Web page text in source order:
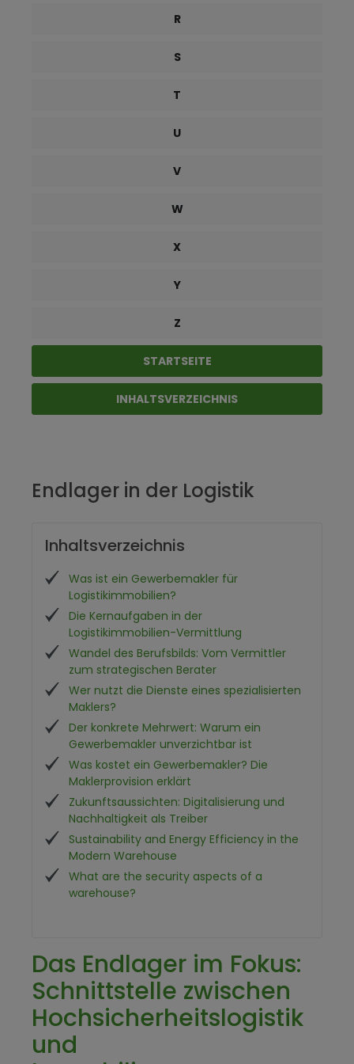
R
S
T
U
V
W
X
Y
Z
STARTSEITE
INHALTSVERZEICHNIS
Endlager in der Logistik
Inhaltsverzeichnis
Was ist ein Gewerbemakler für
Logistikimmobilien?
Die Kernaufgaben in der
Logistikimmobilien-Vermittlung
Wandel des Berufsbilds: Vom Vermittler
zum strategischen Berater
Wer nutzt die Dienste eines spezialisierten
Maklers?
Der konkrete Mehrwert: Warum ein
Gewerbemakler unverzichtbar ist
Was kostet ein Gewerbemakler? Die
Maklerprovision erklärt
Zukunftsaussichten: Digitalisierung und
Nachhaltigkeit als Treiber
Sustainability and Energy Efficiency in the
Modern Warehouse
What are the security aspects of a
warehouse?
Das Endlager im Fokus:
Schnittstelle zwischen
Hochsicherheitslogistik
und